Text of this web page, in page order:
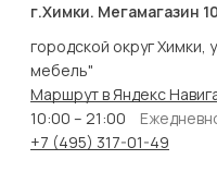
г.Химки. Мегамагазин
городской округ Химки,
мебель"
Маршрут в Яндекс
10:00 – 21:00
+7 (495) 317-01-49